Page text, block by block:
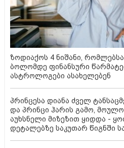
ზოდიაქოს 4 ნიშანი,
ბოლომდე ფინანსური
ასტროლოგები ასახელებენ
პრინცესა დიანა ძველ
და პრინცი ჰარის გამო,
აუხსნელი მიზეზით ყიდდა -
დეტალებზე საკუთარ წიგნში